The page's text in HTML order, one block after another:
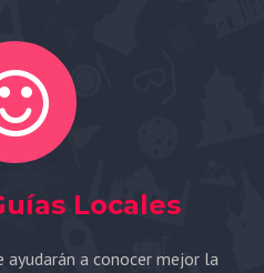
Locales
a conocer mejor la